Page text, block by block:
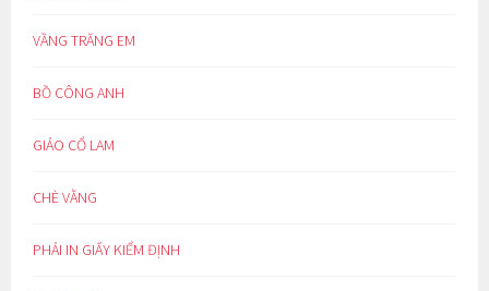
VẦNG TRĂNG EM
BỒ CÔNG ANH
GIẢO CỔ LAM
CHÈ VẰNG
PHẢI IN GIẤY KIỂM ĐỊNH